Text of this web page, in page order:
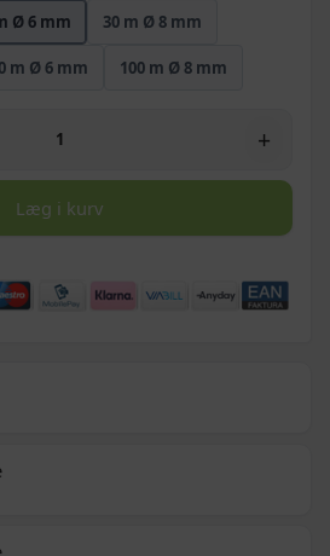
Ø 6 mm 30 m Ø 8 mm
m Ø 6 mm 100 m Ø 8 mm
+
Læg i kurv